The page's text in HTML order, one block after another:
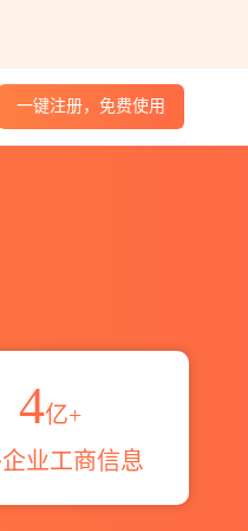
一键注册，免费使用
4亿+
业工商信息